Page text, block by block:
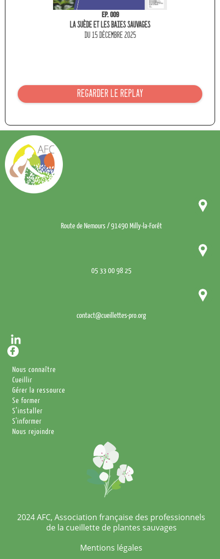
Ep. 009
La Suède et les baies sauvages
du 15 décembre 2025
REGARDER LE REPLAY
Route de Nemours / 91490 Milly-la-Forêt
05 33 00 98 25
contact@cueillettes-pro.org
Nous connaître
Cueillir
Gérer la ressource
Se former
S’installer
S'informer
Nous rejoindre
2024 AFC, Association française des professionnels
de la cueillette de plantes sauvages
Mentions légales